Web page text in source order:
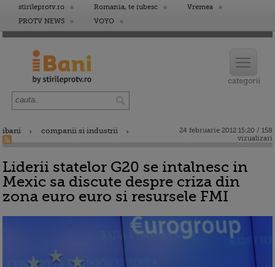
stirileprotv.ro Romania, te iubesc
Vremea
PROTV NEWS
VOYO
ibani companii si industrii
24 februarie 2012 15:20 / 158
vizualizari
Liderii statelor G20 se intalnesc in
Mexic sa discute despre criza din
zona euro euro si resursele FMI